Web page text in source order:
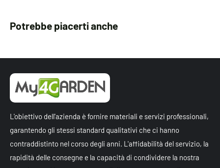
Potrebbe piacerti anche
L'obiettivo dell'azienda è fornire materiali e servizi professionali,
garantendo gli stessi standard qualitativi che ci hanno
contraddistinto nel corso degli anni. L'affidabilità del servizio, la
rapidità delle consegne e la capacità di condividere la nostra